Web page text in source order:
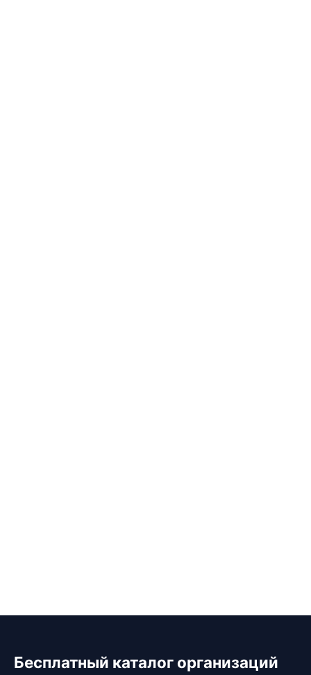
Бесплатный каталог организаций